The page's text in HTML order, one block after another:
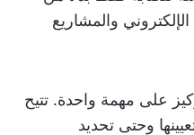
الإلكتروني والمشاريع
على مهمة واحدة. تتيح
وحتى تحديد